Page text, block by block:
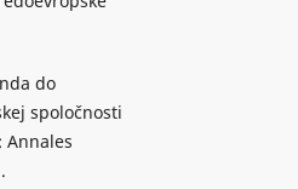
do
spoločnosti
Annales